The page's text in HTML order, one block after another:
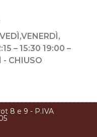
– 15:30 19:00 –
- CHIUSO
8 e 9 - P.IVA